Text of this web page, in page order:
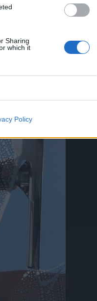
Sharing
which it
Policy
jeste baš ta da
na